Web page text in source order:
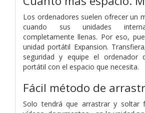
Los ordenadores suelen ofrecer un
cuando sus unidades
completamente llenas. Por eso,
unidad portátil Expansion.
seguridad y equipe el ordenador
portátil con el espacio que necesita.
Fácil método de
Solo tendrá que arrastrar y soltar